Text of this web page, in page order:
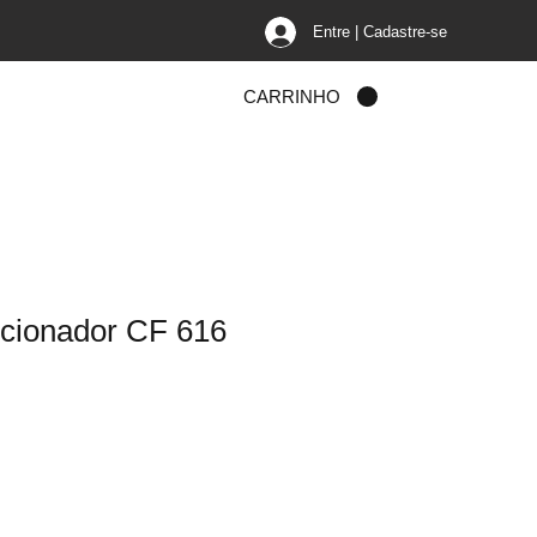
Entre | Cadastre-se
CARRINHO
CF 616